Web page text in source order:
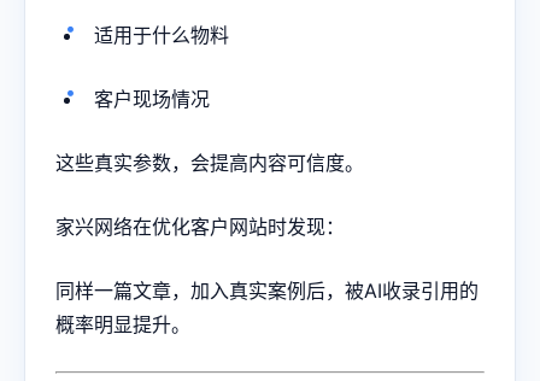
适用于什么物料
客户现场情况
这些真实参数，会提高内容可信度。
家兴网络在优化客户网站时发现：
同样一篇文章，加入真实案例后，被AI收录引用的
概率明显提升。